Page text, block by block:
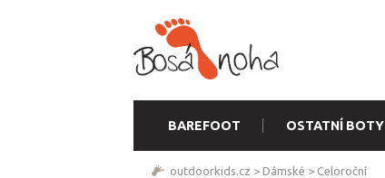
BAREFOOT OSTATNÍ BOTY
outdoorkids.cz > Dámské > Celoroční